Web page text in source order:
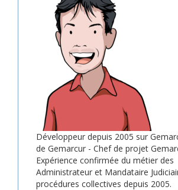
Développeur depuis 2005 sur
de Gemarcur - Chef de projet
Expérience confirmée du métier des
Administrateur et Mandataire
procédures collectives depuis 2005.